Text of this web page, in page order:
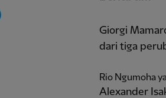
Giorgi
dari tiga
Rio Ngumoha
Alexander